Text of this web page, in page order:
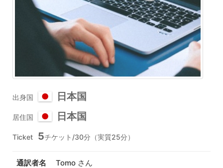
出身国 日本国
居住国 日本国
Ticket 5チケット/30分（実質25分）
通訳者名 Tomo さん